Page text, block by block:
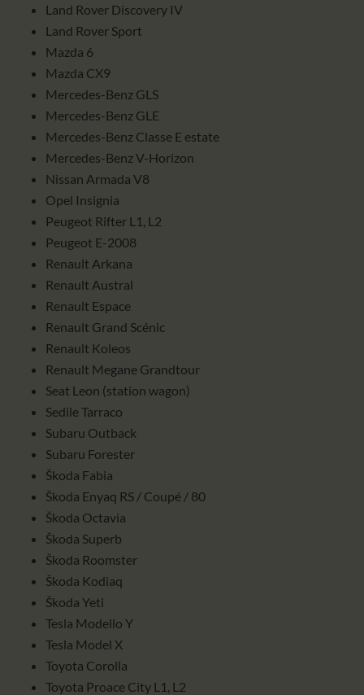
Land Rover Discovery IV
Land Rover Sport
Mazda 6
Mazda CX9
Mercedes-Benz GLS
Mercedes-Benz GLE
Mercedes-Benz Classe E estate
Mercedes-Benz V-Horizon
Nissan Armada V8
Opel Insignia
Peugeot Rifter L1, L2
Peugeot E-2008
Renault Arkana
Renault Austral
Renault Espace
Renault Grand Scénic
Renault Koleos
Renault Megane Grandtour
Seat Leon (station wagon)
Sedile Tarraco
Subaru Outback
Subaru Forester
Škoda Fabia
Škoda Enyaq RS / Coupé / 80
Škoda Octavia
Škoda Superb
Škoda Roomster
Škoda Kodiaq
Škoda Yeti
Tesla Modello Y
Tesla Model X
Toyota Corolla
Toyota Proace City L1, L2